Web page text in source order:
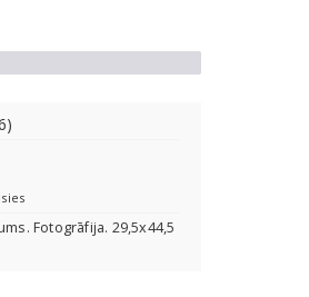
Fotogrāfija. 29,5x44,5